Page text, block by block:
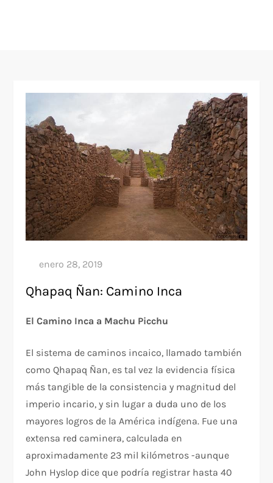
Qhapaq Ñan: Camino Inca
El Camino Inca a Machu Picchu
El sistema de caminos incaico, llamado también
como Qhapaq Ñan, es tal vez la evidencia física
más tangible de la consistencia y magnitud del
imperio incario, y sin lugar a duda uno de los
mayores logros de la América indígena. Fue una
extensa red caminera, calculada en
aproximadamente 23 mil kilómetros -aunque
John Hyslop dice que podría registrar hasta 40